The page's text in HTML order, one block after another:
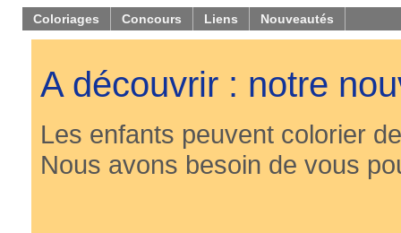
Coloriages Concours Liens Nouveautés
A découvrir : notre
Les enfants peuvent colorier
Nous avons besoin de vous